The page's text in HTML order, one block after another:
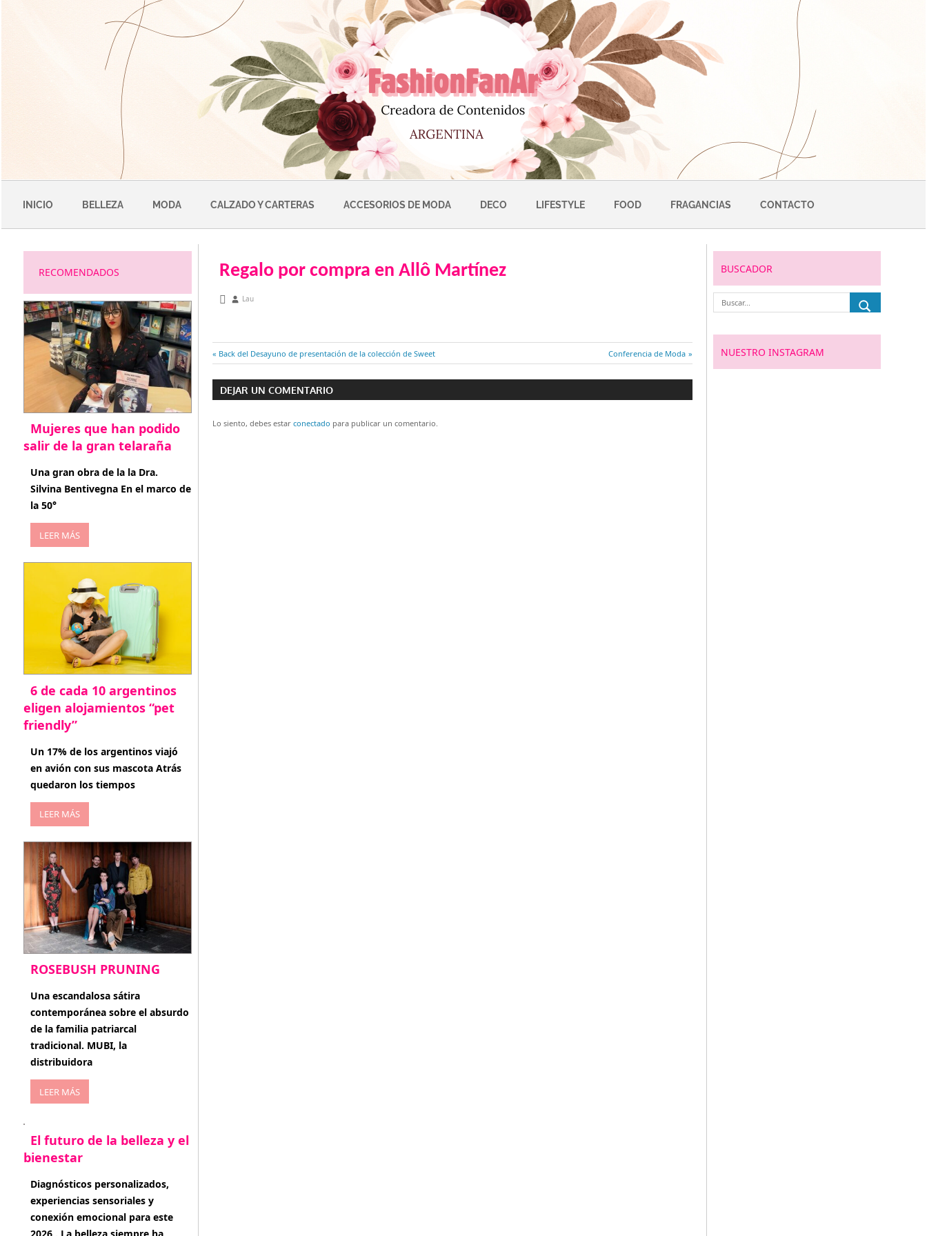
INICIO BELLEZA MODA CALZADO Y CARTERAS ACCESORIOS DE MODA DECO LIFESTYLE FOOD FRAGANCIAS CONTACTO
Regalo por compra en Allô Martínez
octubre 15, 2012
Lau
Navegación
de
entradas
Entrada
anterior:
Back del Desayuno de presentación de la colección de Sweet
Entrada
siguiente:
Conferencia de Moda
DEJAR UN COMENTARIO
Lo siento, debes estar conectado para publicar un comentario.
RECOMENDADOS
Mujeres que han podido
salir de la gran telaraña
abril 29, 2026
Una gran obra de la la Dra.
Silvina Bentivegna En el marco de
la 50°
LEER MÁS
6 de cada 10 argentinos
eligen alojamientos “pet
friendly”
abril 27, 2026
Un 17% de los argentinos viajó
en avión con sus mascota Atrás
quedaron los tiempos
LEER MÁS
ROSEBUSH PRUNING
enero 20, 2026
Una escandalosa sátira
contemporánea sobre el absurdo
de la familia patriarcal
tradicional. MUBI, la
distribuidora
LEER MÁS
El futuro de la belleza y el
bienestar
enero 15, 2026
Diagnósticos personalizados,
experiencias sensoriales y
conexión emocional para este
BUSCADOR
NUESTRO INSTAGRAM